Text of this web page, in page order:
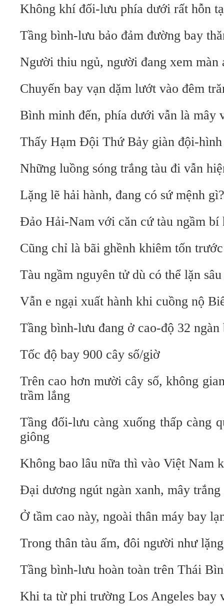
Không khí đối-lưu phía dưới rất hỗn
Tầng bình-lưu bảo đảm đường bay
Người thiu ngủ, người đang xem màn
Chuyến bay vạn dặm lướt vào đêm
Bình minh đến, phía dưới vẫn là mây
Thấy Hạm Đội Thứ Bảy giàn đội-
Những luồng sóng trắng tàu đi vẫn
Lặng lẽ hải hành, đang có sứ mệnh gì?
Đảo Hải-Nam với căn cứ tàu ngầm bí
Cũng chỉ là bãi ghềnh khiêm tốn
Tàu ngầm nguyên tử dù có thể lặn
Vẫn e ngại xuất hành khi cuồng nộ
Tầng bình-lưu đang ở cao-độ 32 ngàn
Tốc độ bay 900 cây số/giờ
Trên cao hơn mười cây số, không
trầm lắng
Tầng đối-lưu càng xuống thấp càng
giông
Không bao lâu nữa thì vào Việt Nam
Đại dương ngút ngàn xanh, mây
Ở tầm cao này, ngoài thân máy bay
Trong thân tàu ấm, đôi người như
Tầng bình-lưu hoàn toàn trên Thái
Khi ta từ phi trường Los Angeles bay